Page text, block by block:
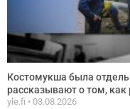
Костомукша была
рассказывают о том,
yle.fi 03.08.2026